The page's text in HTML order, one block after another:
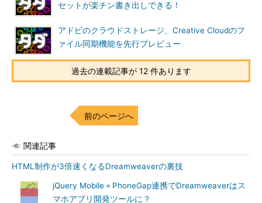
セットが楽チン書き出しできる！
アドビのクラウドストレージ、Creative Cloudのフ
ァイル同期機能を先行プレビュー
過去の連載記事が 12 件あります
前のページへ
関連記事
HTML制作が3倍速くなるDreamweaverの裏技
jQuery Mobile＋PhoneGap連携でDreamweaverはス
マホアプリ開発ツールに？